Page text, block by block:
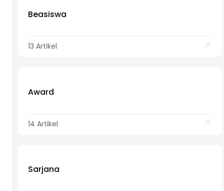
Beasiswa
13 Artikel
Award
14 Artikel
Sarjana